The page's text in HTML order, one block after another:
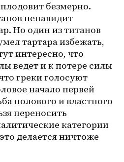
безмерно.
ненавидит
Но один из титанов
тартара избежать,
интересно, что
ведет и к потере силы
греки голосуют
начало первей
полового и властного
переносить
категории
делается ничтоже